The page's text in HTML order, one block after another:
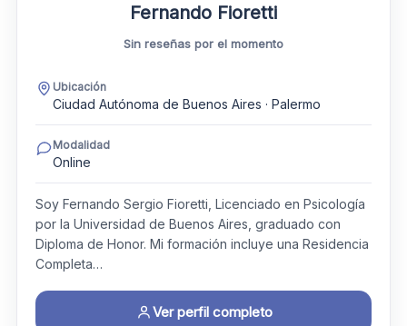
Fernando Fioretti
Sin reseñas por el momento
Ubicación
Ciudad Autónoma de Buenos Aires · Palermo
Modalidad
Online
Soy Fernando Sergio Fioretti, Licenciado en Psicología
por la Universidad de Buenos Aires, graduado con
Diploma de Honor. Mi formación incluye una Residencia
Completa…
Ver perfil completo